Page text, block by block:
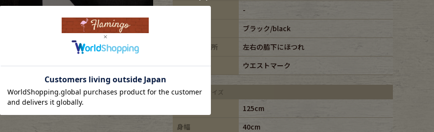
-
ブラック/black
ダメージ箇所
左右の脇下にほつれ
特徴
ウエストマーク
平置き実寸サイズ
125cm
身幅
40cm